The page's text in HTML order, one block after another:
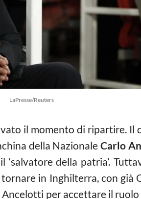
LaPresse/Reuters
il momento di ripartire.
della Nazionale Carlo
della patria’.
in Inghilterra, con già
per accettare il